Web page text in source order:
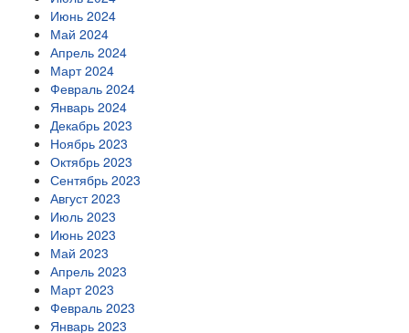
Июнь 2024
Май 2024
Апрель 2024
Март 2024
Февраль 2024
Январь 2024
Декабрь 2023
Ноябрь 2023
Октябрь 2023
Сентябрь 2023
Август 2023
Июль 2023
Июнь 2023
Май 2023
Апрель 2023
Март 2023
Февраль 2023
Январь 2023